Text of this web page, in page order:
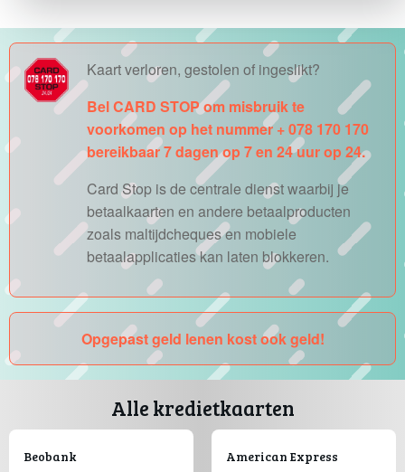
Kaart verloren, gestolen of ingeslikt?
Bel CARD STOP om misbruik te
voorkomen op het nummer + 078 170 170
bereikbaar 7 dagen op 7 en 24 uur op 24.
Card Stop is de centrale dienst waarbij je
betaalkaarten en andere betaalproducten
zoals maltijdcheques en mobiele
betaalapplicaties kan laten blokkeren.
Opgepast geld lenen kost ook geld!
Alle kredietkaarten
Beobank American Express